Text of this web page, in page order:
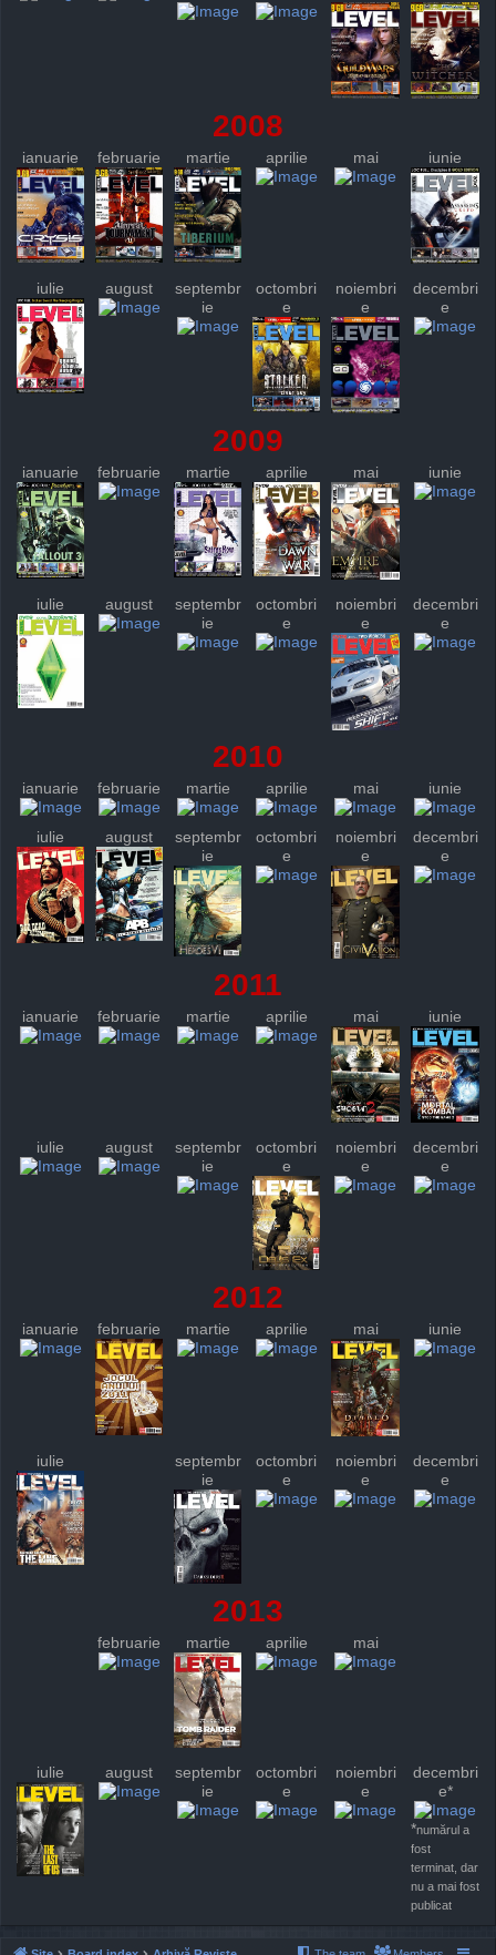
2008
ianuarie februarie martie aprilie mai iunie
iulie august
septembr
ie
octombri
e
noiembri
e
decembri
e
2009
ianuarie februarie martie aprilie mai iunie
iulie august
septembr
ie
octombri
e
noiembri
e
decembri
e
2010
ianuarie februarie martie aprilie mai iunie
iulie august
septembr
ie
octombri
e
noiembri
e
decembri
e
2011
ianuarie februarie martie aprilie mai iunie
iulie august
septembr
ie
octombri
e
noiembri
e
decembri
e
2012
ianuarie februarie martie aprilie mai iunie
iulie
septembr
ie
octombri
e
noiembri
e
decembri
e
2013
februarie martie aprilie mai
iulie august
septembr
ie
octombri
e
noiembri
e
decembri
e*
*numărul a
fost
terminat, dar
nu a mai fost
publicat